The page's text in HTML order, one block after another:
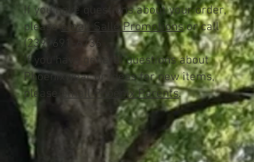
If you have questions about your order,
pleaseemail Salle Promotionsor call
(239) 691-6736
If you have general questions about
Phoenixwear or ideas for new items,
please
email Phoenix Parents.